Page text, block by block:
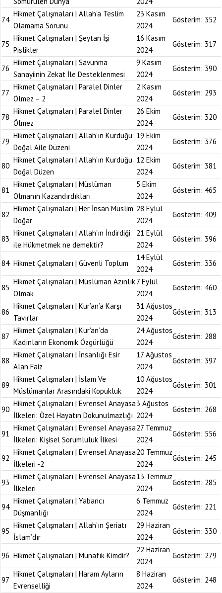
74
Hikmet Çalışmaları | Allah’a Teslim
Olamama Sorunu
23 Kasım
2024
Gösterim: 352
75
Hikmet Çalışmaları | Şeytan İşi
Pislikler
16 Kasım
2024
Gösterim: 317
76
Hikmet Çalışmaları | Savunma
Sanayiinin Zekat İle Desteklenmesi
9 Kasım
2024
Gösterim: 390
77
Hikmet Çalışmaları | Paralel Dinler
Ölmez – 2
2 Kasım
2024
Gösterim: 293
78
Hikmet Çalışmaları | Paralel Dinler
Ölmez
26 Ekim
2024
Gösterim: 320
79
Hikmet Çalışmaları | Allah’ın Kurduğu
Doğal Aile Düzeni
19 Ekim
2024
Gösterim: 376
80
Hikmet Çalışmaları | Allah’ın Kurduğu
Doğal Düzen
12 Ekim
2024
Gösterim: 381
81
Hikmet Çalışmaları | Müslüman
Olmanın Kazandırdıkları
5 Ekim
2024
Gösterim: 465
82
Hikmet Çalışmaları | Her İnsan Müslim
Doğar
28 Eylül
2024
Gösterim: 409
83
Hikmet Çalışmaları | Allah’ın İndirdiği
ile Hükmetmek ne demektir?
21 Eylül
2024
Gösterim: 396
84 Hikmet Çalışmaları | Güvenli Toplum
14 Eylül
2024
Gösterim: 336
85
Hikmet Çalışmaları | Müslüman Azınlık
Olmak
7 Eylül
2024
Gösterim: 460
86
Hikmet Çalışmaları | Kur’an’a Karşı
Tavırlar
31 Ağustos
2024
Gösterim: 313
87
Hikmet Çalışmaları | Kur’an’da
Kadınların Ekonomik Özgürlüğü
24 Ağustos
2024
Gösterim: 288
88
Hikmet Çalışmaları | İnsanlığı Esir
Alan Faiz
17 Ağustos
2024
Gösterim: 397
89
Hikmet Çalışmaları | İslam Ve
Müslümanlar Arasındaki Kopukluk
10 Ağustos
2024
Gösterim: 301
90
Hikmet Çalışmaları | Evrensel Anayasa
İlkeleri: Özel Hayatın Dokunulmazlığı
3 Ağustos
2024
Gösterim: 268
91
Hikmet Çalışmaları | Evrensel Anayasa
İlkeleri: Kişisel Sorumluluk İlkesi
27 Temmuz
2024
Gösterim: 556
92
Hikmet Çalışmaları | Evrensel Anayasa
İlkeleri -2
20 Temmuz
2024
Gösterim: 245
93
Hikmet Çalışmaları | Evrensel Anayasa
İlkeleri
13 Temmuz
2024
Gösterim: 285
94
Hikmet Çalışmaları | Yabancı
Düşmanlığı
6 Temmuz
2024
Gösterim: 221
95
Hikmet Çalışmaları | Allah’ın Şeriatı
İslam’dır
29 Haziran
2024
Gösterim: 330
96 Hikmet Çalışmaları | Münafık Kimdir?
22 Haziran
2024
Gösterim: 279
97
Hikmet Çalışmaları | Haram Ayların
Evrenselliği
8 Haziran
2024
Gösterim: 248